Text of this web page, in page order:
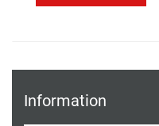
Information